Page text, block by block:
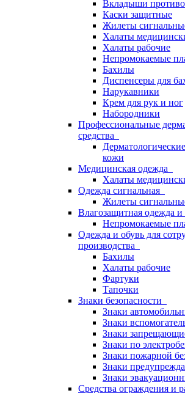
Вкладыши
Каски защитные
Жилеты
Халаты
Халаты рабочие
Непромокаемые
Бахилы
Диспенсеры для
Нарукавники
Крем для рук и ног
Набородники
Профессиональные
средства
кожи
Медицинская одежда
Халаты
Одежда сигнальная
Жилеты
Влагозащитная одежда и
Непромокаемые
Одежда и обувь для
производства
Бахилы
Халаты рабочие
Фартуки
Тапочки
Знаки безопасности
Знаки
Знаки
Знаки
Знаки по
Знаки пожарной
Знаки
Знаки
Средства ограждения и